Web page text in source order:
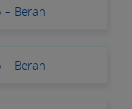
Beran
– Beran